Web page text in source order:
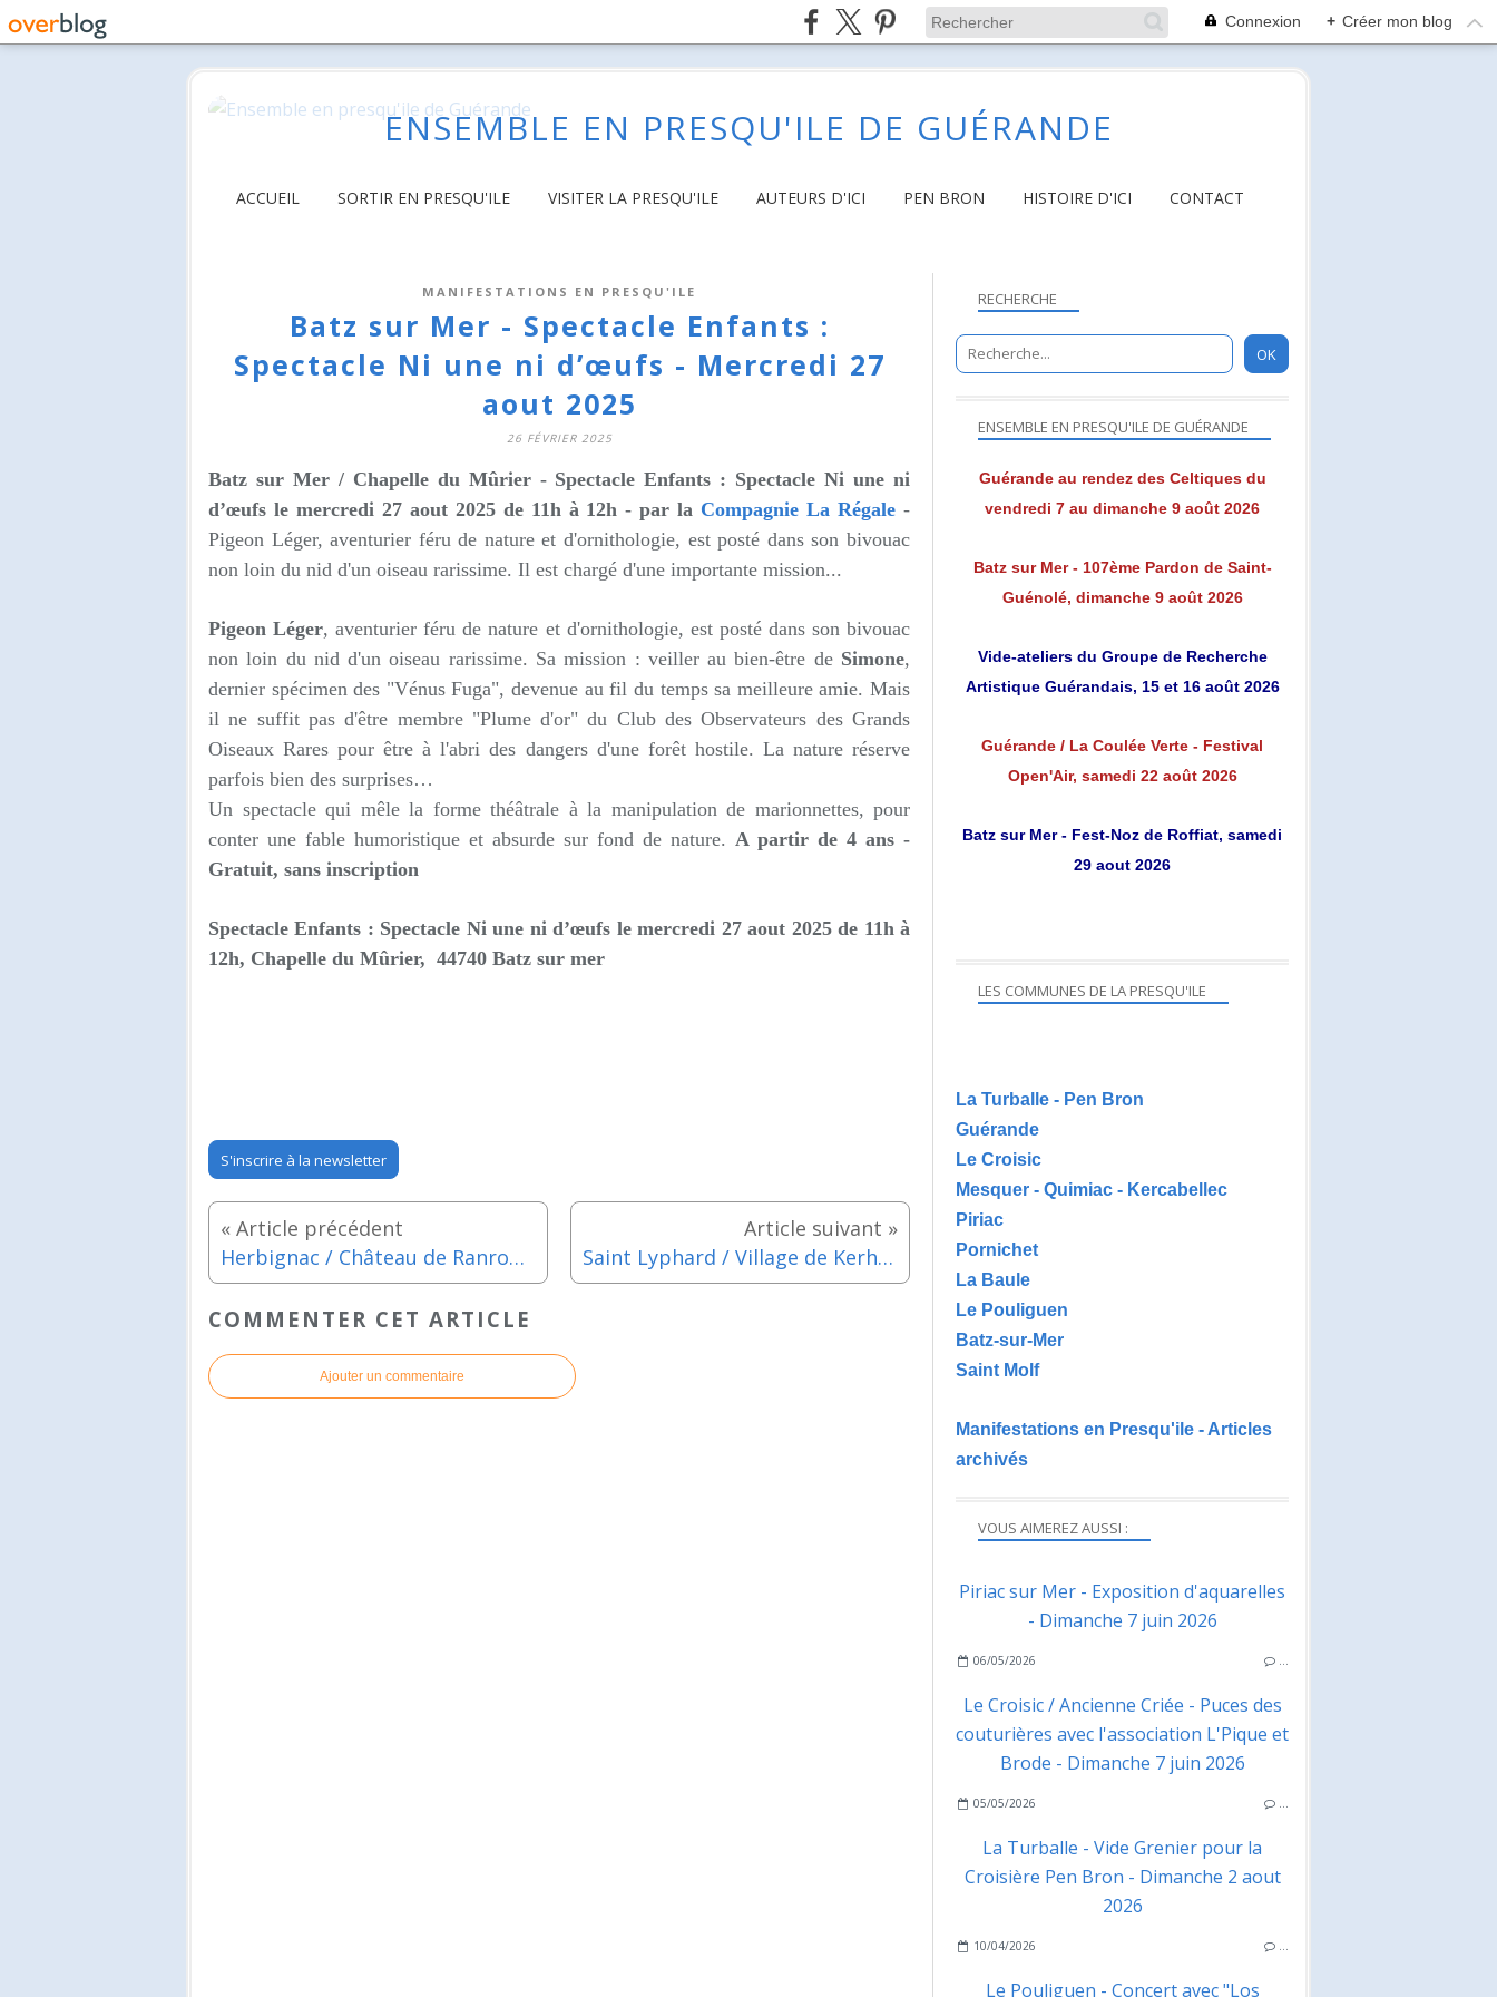
Connexion + Créer mon blog
ENSEMBLE EN PRESQU'ILE DE GUÉRANDE
ACCUEIL SORTIR EN PRESQU'ILE VISITER LA PRESQU'ILE AUTEURS D'ICI PEN BRON HISTOIRE D'ICI CONTACT
MANIFESTATIONS EN PRESQU'ILE
Batz sur Mer - Spectacle Enfants :
Spectacle Ni une ni d’œufs - Mercredi 27
aout 2025
26 FÉVRIER 2025
Batz sur Mer / Chapelle du Mûrier - Spectacle Enfants : Spectacle Ni une ni
d’œufs le mercredi 27 aout 2025 de 11h à 12h - par la Compagnie La Régale -
Pigeon Léger, aventurier féru de nature et d'ornithologie, est posté dans son bivouac
non loin du nid d'un oiseau rarissime. Il est chargé d'une importante mission...
Pigeon Léger, aventurier féru de nature et d'ornithologie, est posté dans son bivouac
non loin du nid d'un oiseau rarissime. Sa mission : veiller au bien-être de Simone,
dernier spécimen des "Vénus Fuga", devenue au fil du temps sa meilleure amie. Mais
il ne suffit pas d'être membre "Plume d'or" du Club des Observateurs des Grands
Oiseaux Rares pour être à l'abri des dangers d'une forêt hostile. La nature réserve
parfois bien des surprises…
Un spectacle qui mêle la forme théâtrale à la manipulation de marionnettes, pour
conter une fable humoristique et absurde sur fond de nature. A partir de 4 ans -
Gratuit, sans inscription
Spectacle Enfants : Spectacle Ni une ni d’œufs le mercredi 27 aout 2025 de 11h à
12h, Chapelle du Mûrier, 44740 Batz sur mer
S'inscrire à la newsletter
Herbignac / Château de Ranrouët - Spectacle jeune public "L'école des fouineurs d'histoire" - Lundi 25 aout 2025 Saint Lyphard / Village de Kerhinet : Visite "Dégustation en Brière" - Mercredi 27 aout 2025
COMMENTER CET ARTICLE
Ajouter un commentaire
RECHERCHE
VOUS AIMEREZ AUSSI :
Piriac sur Mer - Exposition d'aquarelles
- Dimanche 7 juin 2026
06/05/2026 …
Le Croisic / Ancienne Criée - Puces des
couturières avec l'association L'Pique et
Brode - Dimanche 7 juin 2026
05/05/2026 …
La Turballe - Vide Grenier pour la
Croisière Pen Bron - Dimanche 2 aout
2026
10/04/2026 …
Le Pouliguen - Concert avec "Los
ENSEMBLE EN PRESQU'ILE DE GUÉRANDE
Guérande au rendez des Celtiques du
vendredi 7 au dimanche 9 août 2026
Batz sur Mer - 107ème Pardon de Saint-
Guénolé, dimanche 9 août 2026
Vide-ateliers du Groupe de Recherche
Artistique Guérandais, 15 et 16 août 2026
Guérande / La Coulée Verte - Festival
Open'Air, samedi 22 août 2026
Batz sur Mer - Fest-Noz de Roffiat, samedi
29 aout 2026
LES COMMUNES DE LA PRESQU'ILE
La Turballe - Pen Bron
Guérande
Le Croisic
Mesquer - Quimiac - Kercabellec
Piriac
Pornichet
La Baule
Le Pouliguen
Batz-sur-Mer
Saint Molf
Manifestations en Presqu'ile - Articles
archivés